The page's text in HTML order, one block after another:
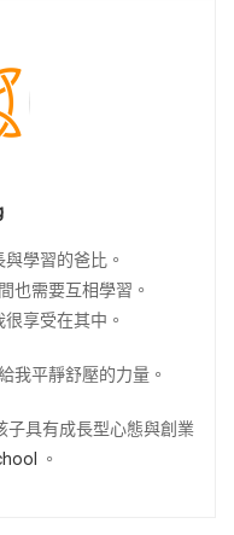
學習的爸比。
也需要互相學習。
享受在其中。
我平靜舒壓的力量。
子具有成長型心態與創業
。